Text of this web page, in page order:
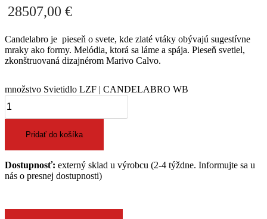
28507,00 €
Candelabro je pieseň o svete, kde zlaté vtáky obývajú sugestívne
mraky ako formy. Melódia, ktorá sa láme a spája. Pieseň svetiel,
zkonštruovaná dizajnérom Marivo Calvo.
množstvo Svietidlo LZF | CANDELABRO WB
Pridať do košíka
Dostupnosť: externý sklad u výrobcu (2-4 týždne. Informujte sa u
nás o presnej dostupnosti)